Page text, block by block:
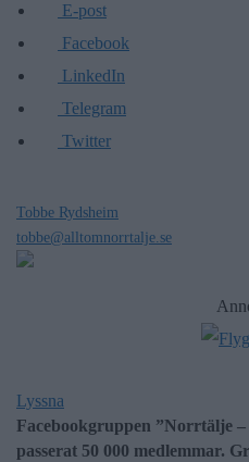
E-post
Facebook
LinkedIn
Telegram
Twitter
Tobbe Rydsheim
tobbe@alltomnorrtalje.se
Lyssna
Facebookgruppen ”Norrtälje
passerat 50 000 medlemmar.